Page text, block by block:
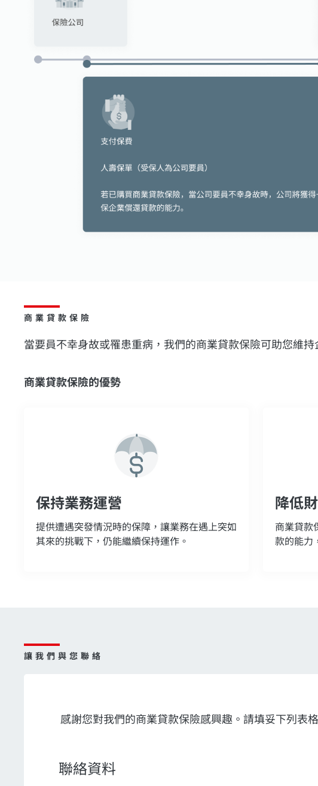
商業貸款保險
當要員不幸身故或罹患重病，我們的商業貸款保險可助您維持
商業貸款保險的優勢
保持業務運營
提供遭遇突發情況時的保障，讓業務在遇上突如
其來的挑戰下，仍能繼續保持運作。
降低
商業貸款
款的能力
讓我們與您聯絡
感謝您對我們的商業貸款保險感興趣。請填妥下列表
聯絡資料